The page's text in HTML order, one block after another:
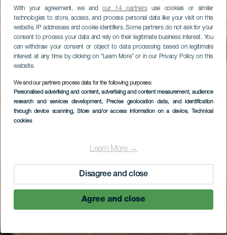
With your agreement, we andour 14 partnersuse cookies or similar
technologies to store, access, and process personal data like your visit on this
website, IP addresses and cookie identifiers. Some partners do not ask for your
consent to process your data and rely on their legitimate business interest. You
can withdraw your consent or object to data processing based on legitimate
interest at any time by clicking on “Learn More” or in our Privacy Policy on this
website.
We and our partners process data for the following purposes:
Personalised advertising and content, advertising and content measurement, audience
research and services development, Precise geolocation data, and identification
through device scanning, Store and/or access information on a device, Technical
cookies
Learn More →
Disagree and close
Agree and close